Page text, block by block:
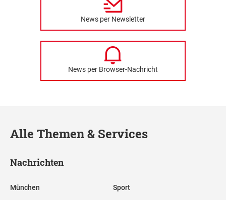
News per Newsletter
News per Browser-Nachricht
Alle Themen & Services
Nachrichten
München Sport